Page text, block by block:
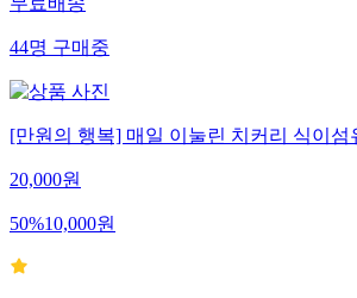
44명 구매중
[만원의 행복] 매일 이눌린 치커리 식이섬
20,000원
50%10,000원